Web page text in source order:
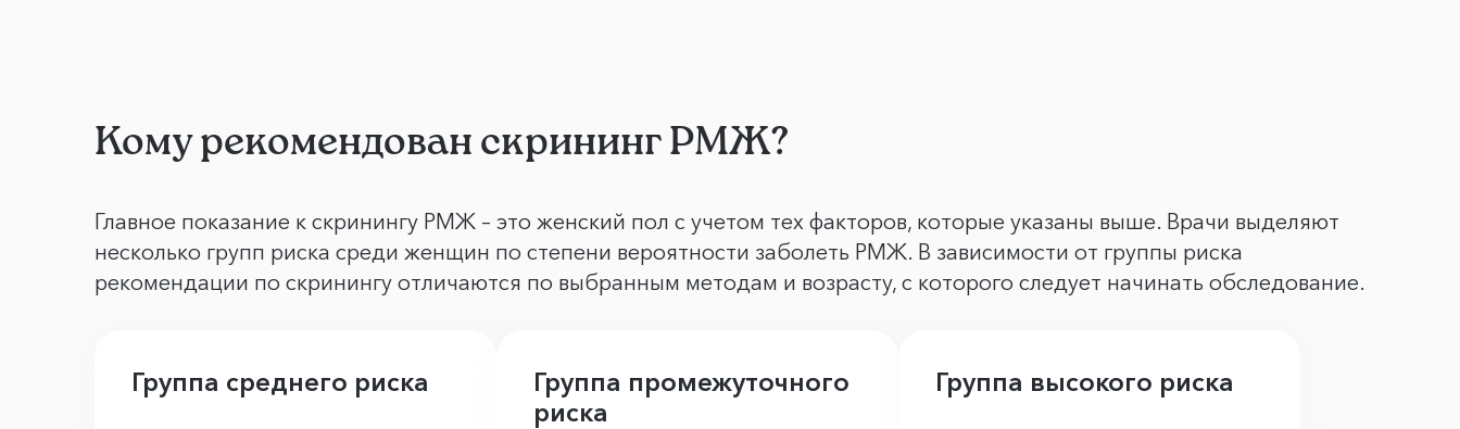
Кому рекомендован скрининг РМЖ?
Главное показание к скринингу РМЖ – это женский пол с учетом тех факторов, которые указаны выше. Врачи выделяют
несколько групп риска среди женщин по степени вероятности заболеть РМЖ. В зависимости от группы риска
рекомендации по скринингу отличаются по выбранным методам и возрасту, с которого следует начинать обследование.
Группа среднего риска
Группа промежуточного
риска
Группа высокого риска